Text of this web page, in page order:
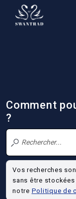
Comment
?
Vos recherches
sans être
notre Politique de